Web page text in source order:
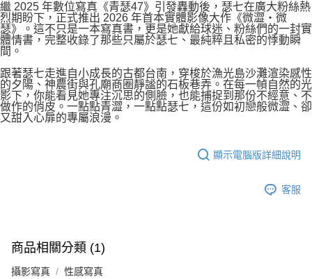
繼 2025 年數位寫真《青瑟47》引發轟動後，瑟七在廣大粉絲熱
烈期盼下，正式推出 2026 年首本實體影像大作《微澀・微
瑟》。這不只是一本寫真書，更是她獻給球迷、粉絲們的一封實
體情書，完整收錄了那些只屬於瑟七、最純粹且私密的悸動瞬
間。
跟著瑟七走進自小成長的古都台南，穿梭於漁光島沙灘渲染感性
的夕陽、神農街與孔廟商圈靜謐的石板巷弄。在每一幀自然的光
影下，你能看見她專注沉思的側臉，也能捕捉到那份不經意、不
做作的俏皮。一點點青澀，一點點瑟七，這份如初戀般微澀、卻
又甜入心扉的專屬浪漫。
顯示電腦版詳細說明
客服
商品相關分類 (1)
攝影寫真 性感寫真